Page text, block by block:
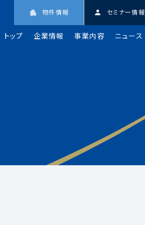
物件情報 セミナー情報
トップ 企業情報 事業内容 ニュース